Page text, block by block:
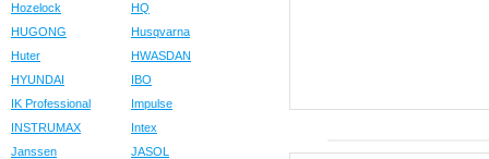
Hozelock
HQ
HUGONG
Husqvarna
Huter
HWASDAN
HYUNDAI
IBO
IK Professional
Impulse
INSTRUMAX
Intex
Janssen
JASOL